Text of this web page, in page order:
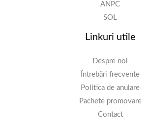
ANPC
SOL
Linkuri utile
Despre noi
Întrebări frecvente
Politica de anulare
Pachete promovare
Contact